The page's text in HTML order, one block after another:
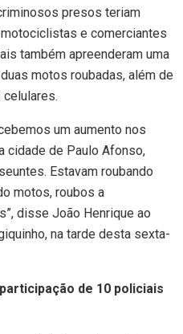
presos teriam
e comerciantes
também apreenderam uma
motos roubadas, além de
um aumento nos
cidade de Paulo Afonso,
Estavam roubando
motos, roubos a
disse João Henrique ao
na tarde desta sexta-
de 10 policiais